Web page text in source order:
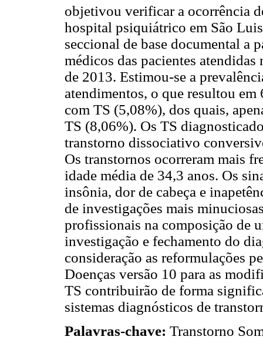
objetivou verificar a ocorrência
hospital psiquiátrico em São
seccional de base documental a
médicos das pacientes
de 2013. Estimou-se a
atendimentos, o que resultou
com TS (5,08%), dos quais,
TS (8,06%). Os TS
transtorno dissociativo
Os transtornos ocorreram mais
idade média de 34,3 anos. Os
insônia, dor de cabeça e
de investigações mais
profissionais na composição de
investigação e fechamento do
consideração as reformulações
Doenças versão 10 para as
TS contribuirão de forma
sistemas diagnósticos de
Palavras-chave: Transtorno